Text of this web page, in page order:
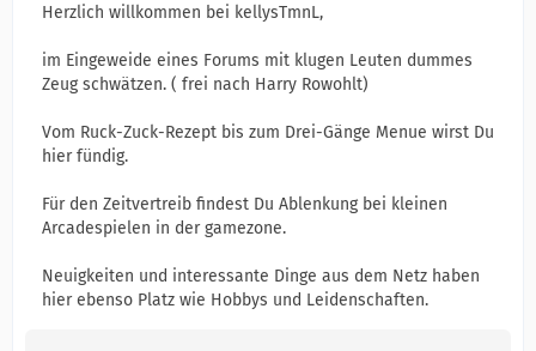
Herzlich willkommen bei kellysTmnL,
im Eingeweide eines Forums mit klugen Leuten dummes
Zeug schwätzen. ( frei nach Harry Rowohlt)
Vom Ruck-Zuck-Rezept bis zum Drei-Gänge Menue wirst Du
hier fündig.
Für den Zeitvertreib findest Du Ablenkung bei kleinen
Arcadespielen in der gamezone.
Neuigkeiten und interessante Dinge aus dem Netz haben
hier ebenso Platz wie Hobbys und Leidenschaften.